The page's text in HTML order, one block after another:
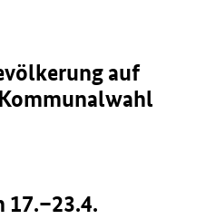
auf